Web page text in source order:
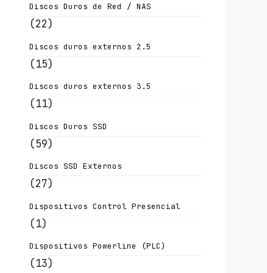
Discos Duros de Red / NAS
(22)
Discos duros externos 2.5
(15)
Discos duros externos 3.5
(11)
Discos Duros SSD
(59)
Discos SSD Externos
(27)
Dispositivos Control Presencial
(1)
Dispositivos Powerline (PLC)
(13)